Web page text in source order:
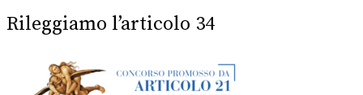
Rileggiamo l’articolo 34